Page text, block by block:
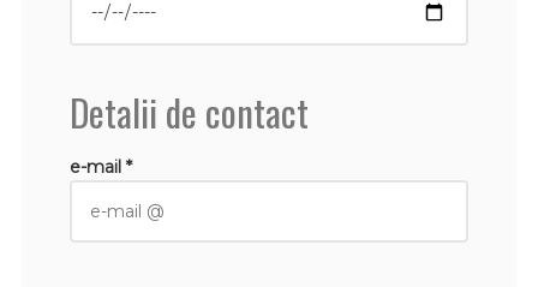
Detalii de contact
e-mail *